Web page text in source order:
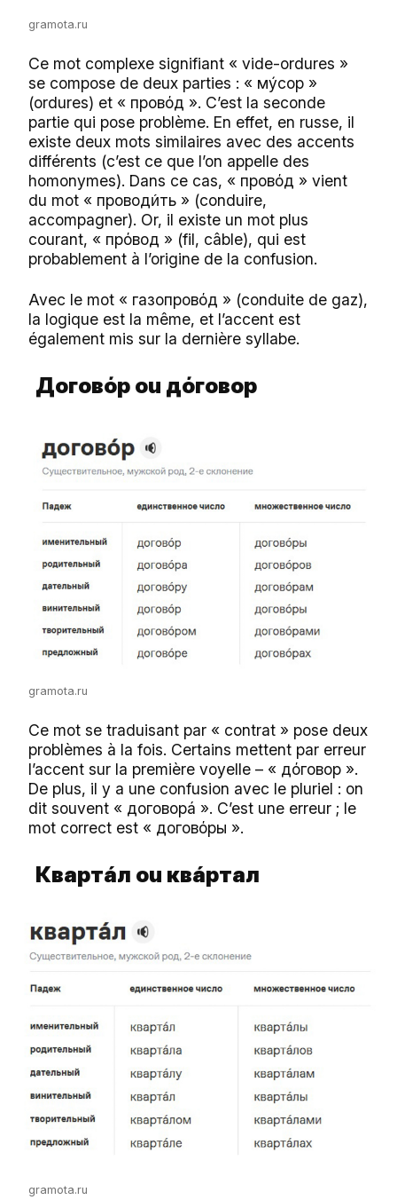
gramota.ru
Ce mot complexe signifiant « vide-ordures »
se compose de deux parties : « мýсор »
(ordures) et « провόд ». C’est la seconde
partie qui pose problème. En effet, en russe, il
existe deux mots similaires avec des accents
différents (c’est ce que l’on appelle des
homonymes). Dans ce cas, « провόд » vient
du mot « проводи́ть » (conduire,
accompagner). Or, il existe un mot plus
courant, « прόвод » (fil, câble), qui est
probablement à l’origine de la confusion.
Avec le mot « газопровόд » (conduite de gaz),
la logique est la même, et l’accent est
également mis sur la dernière syllabe.
Договόр ou дόговор
gramota.ru
Ce mot se traduisant par « contrat » pose deux
problèmes à la fois. Certains mettent par erreur
l’accent sur la première voyelle – « дόговор ».
De plus, il y a une confusion avec le pluriel : on
dit souvent « договорá ». C’est une erreur ; le
mot correct est « договόры ».
Квартáл ou квáртал
gramota.ru